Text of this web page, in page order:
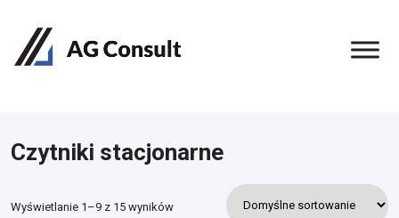
Czytniki stacjonarne
Wyświetlanie 1–9 z 15 wyników